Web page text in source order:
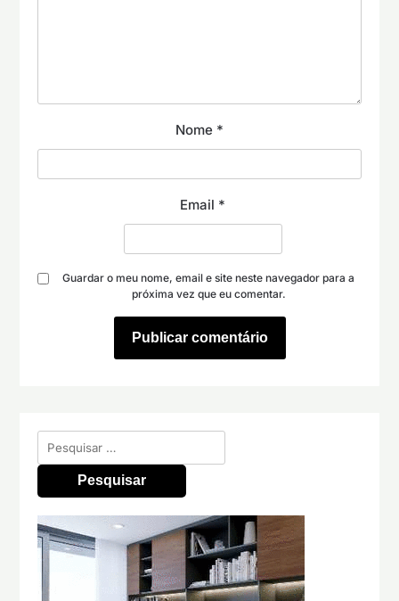
Nome *
Email *
Guardar o meu nome, email e site neste navegador para a
próxima vez que eu comentar.
Pesquisar
por: